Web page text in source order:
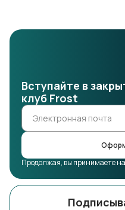
Вступайте в
клуб Frost
Продолжая, вы принимаете